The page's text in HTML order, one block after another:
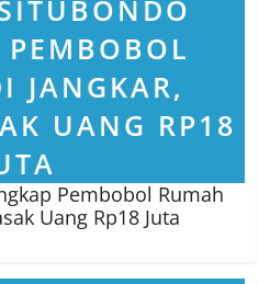
Pembobol Rumah
Uang Rp18 Juta